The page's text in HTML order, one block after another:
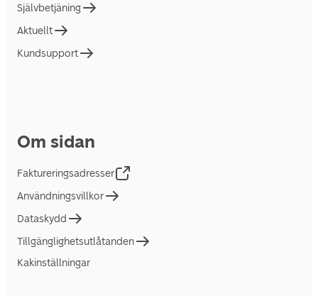
Självbetjäning
Aktuellt
Kundsupport
Om sidan
Faktureringsadresser
Användningsvillkor
Dataskydd
Tillgänglighetsutlåtanden
Kakinställningar